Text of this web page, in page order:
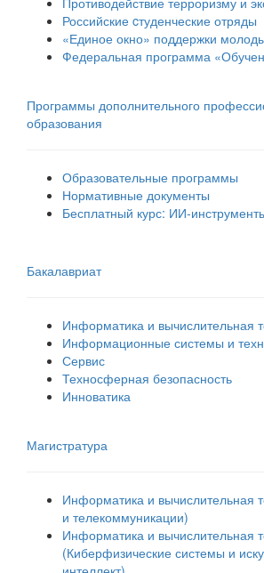
Российские cтуденческие отряды
«Единое окно» поддержки
Федеральная программа
Программы дополнительного
образования
Образовательные программы
Нормативные документы
Бесплатный курс:
Бакалавриат
Информатика и вычислительная
Информационные системы и
Сервис
Техносферная безопасность
Инноватика
Магистратура
Информатика и вычислительная
и телекоммуникации)
Информатика и вычислительная
(Киберфизические системы и